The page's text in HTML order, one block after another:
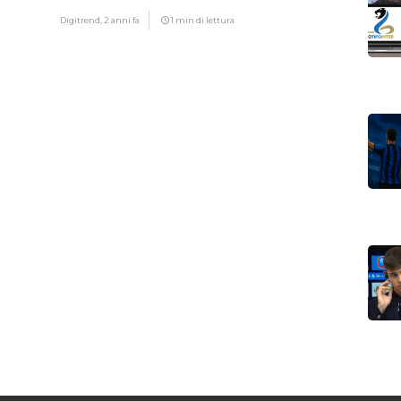
Digitrend,2 anni fa 1 min di lettura